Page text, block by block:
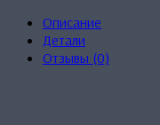
Описание
Детали
Отзывы (0)